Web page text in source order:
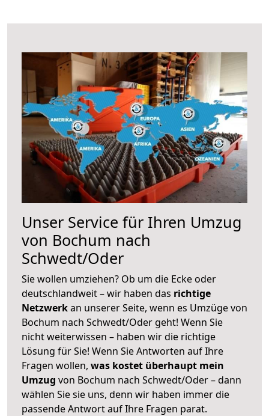
Unser Service für Ihren Umzug
von Bochum nach
Schwedt/Oder
Sie wollen umziehen? Ob um die Ecke oder
deutschlandweit – wir haben das richtige
Netzwerkan unserer Seite, wenn es Umzüge von
Bochum nach Schwedt/Oder geht! Wenn Sie
nicht weiterwissen – haben wir die richtige
Lösung für Sie! Wenn Sie Antworten auf Ihre
Fragen wollen, was kostet überhaupt mein
Umzug von Bochum nach Schwedt/Oder – dann
wählen Sie sie uns, denn wir haben immer die
passende Antwort auf Ihre Fragen parat.